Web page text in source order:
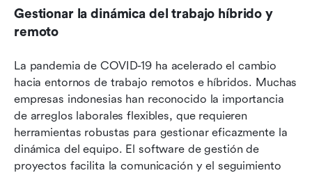
Gestionar la dinámica del trabajo híbrido y
remoto
La pandemia de COVID-19 ha acelerado el cambio
hacia entornos de trabajo remotos e híbridos. Muchas
empresas indonesias han reconocido la importancia
de arreglos laborales flexibles, que requieren
herramientas robustas para gestionar eficazmente la
dinámica del equipo. El software de gestión de
proyectos facilita la comunicación y el seguimiento